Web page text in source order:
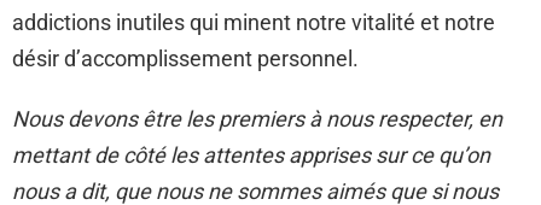
addictions inutiles qui minent notre vitalité et notre
désir d’accomplissement personnel.
Nous devons être les premiers à nous respecter, en
mettant de côté les attentes apprises sur ce qu’on
nous a dit, que nous ne sommes aimés que si nous